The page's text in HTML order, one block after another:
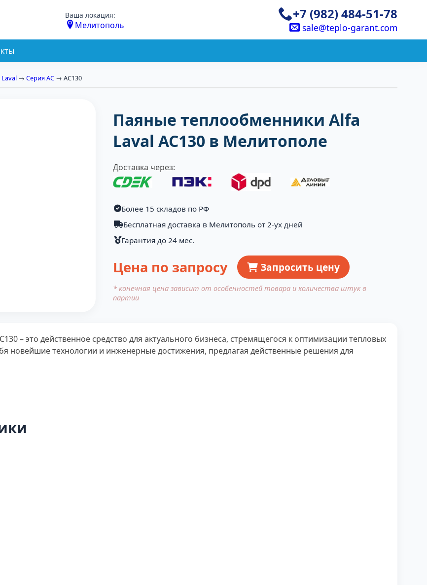
Ваша локация:
Мелитополь
+7 (982) 484-51-78
sale@teplo-garant.com
Laval → Серия AC → AC130
Паяные теплообменники Alfa
Laval AC130 в Мелитополе
Доставка через:
Более 15 складов по РФ
Бесплатная доставка в Мелитополь от 2-ух дней
Гарантия до 24 мес.
Цена по запросу Запросить цену
* конечная цена зависит от особенностей товара и количества штук в
партии
– это действенное средство для актуального бизнеса, стремящегося к оптимизации тепловых
новейшие технологии и инженерные достижения, предлагая действенные решения для